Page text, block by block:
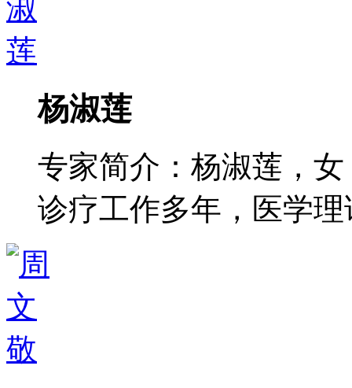
杨淑莲
专家简介：杨淑莲，
诊疗工作多年，医学理